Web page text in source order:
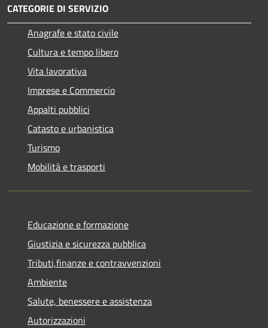
CATEGORIE DI SERVIZIO
Anagrafe e stato civile
Cultura e tempo libero
Vita lavorativa
Imprese e Commercio
Appalti pubblici
Catasto e urbanistica
Turismo
Mobilità e trasporti
Educazione e formazione
Giustizia e sicurezza pubblica
Tributi,finanze e contravvenzioni
Ambiente
Salute, benessere e assistenza
Autorizzazioni